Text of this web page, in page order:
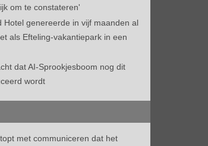
om te constateren'
Hotel genereerde in vijf maanden al
als Efteling-vakantiepark in een
dat AI-Sprookjesboom nog dit
wordt
met communiceren dat het